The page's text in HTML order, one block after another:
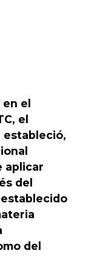
el
el
estableció,
aplicar
del
del